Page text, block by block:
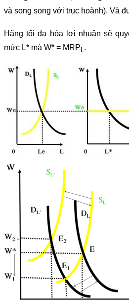
và song song với trục hoành). Và
Hãng tối đa hóa lợi nhuận sẽ
mức L* mà W* = MRP L.